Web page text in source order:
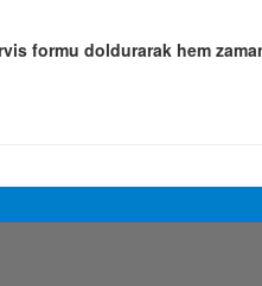
formu doldurarak hem